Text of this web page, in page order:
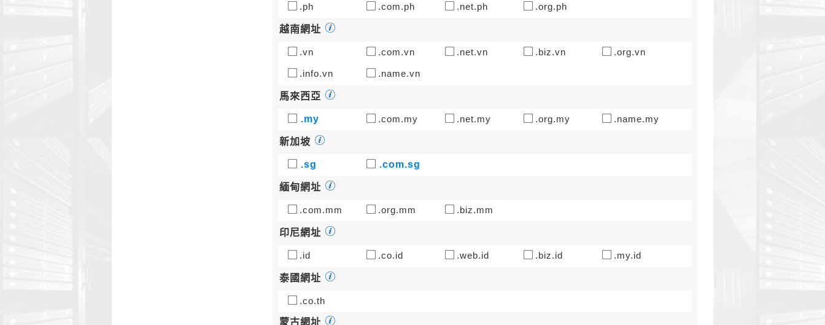
.ph .com.ph .net.ph .org.ph
越南網址
.vn .com.vn .net.vn .biz.vn .org.vn
.info.vn .name.vn
馬來西亞
.my .com.my .net.my .org.my .name.my
新加坡
.sg .com.sg
緬甸網址
.com.mm .org.mm .biz.mm
印尼網址
.id .co.id .web.id .biz.id .my.id
泰國網址
.co.th
蒙古網址